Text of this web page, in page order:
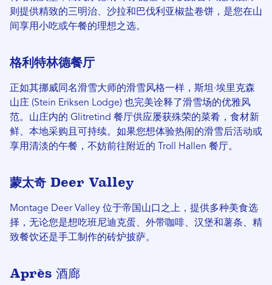
则提供精致的三明治、沙拉和巴伐利亚椒盐卷饼，是您在山
间享用小吃或午餐的理想之选。
格利特林德餐厅
正如其挪威同名滑雪大师的滑雪风格一样，斯坦·埃里克森
山庄 (Stein Eriksen Lodge) 也完美诠释了滑雪场的优雅风
范。山庄内的 Glitretind 餐厅供应屡获殊荣的菜肴，食材新
鲜、本地采购且可持续。如果您想体验热闹的滑雪后活动或
享用清淡的午餐，不妨前往附近的 Troll Hallen 餐厅。
蒙太奇 Deer Valley
Montage Deer Valley 位于帝国山口之上，提供多种美食选
择，无论您是想吃班尼迪克蛋、外带咖啡、汉堡和薯条、精
致餐饮还是手工制作的砖炉披萨。
Après 酒廊